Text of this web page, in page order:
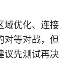
域优化、连接
对等对战，但
议先测试再决